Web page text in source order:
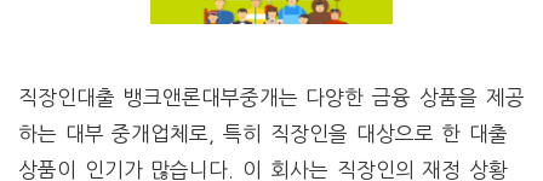
직장인대출 뱅크앤론대부중개는 다양한 금융 상품을 제공
하는 대부 중개업체로, 특히 직장인을 대상으로 한 대출
상품이 인기가 많습니다. 이 회사는 직장인의 재정 상황